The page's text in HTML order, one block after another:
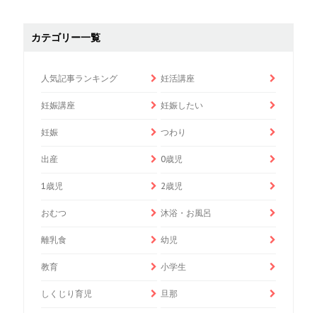
カテゴリー一覧
人気記事ランキング 妊活講座
妊娠講座 妊娠したい
妊娠 つわり
出産 0歳児
1歳児 2歳児
おむつ 沐浴・お風呂
離乳食 幼児
教育 小学生
しくじり育児 旦那